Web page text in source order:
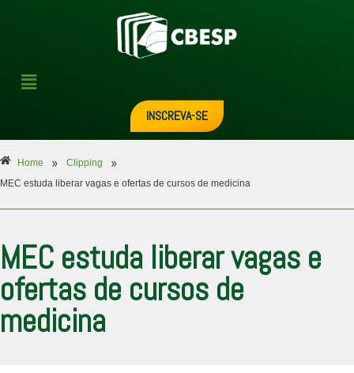
INSCREVA-SE
Home » Clipping »
MEC estuda liberar vagas e ofertas de cursos de medicina
MEC estuda liberar vagas e
ofertas de cursos de
medicina